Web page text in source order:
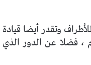
وتقدر أيضا قيادة
، فضلا عن الدور الذي